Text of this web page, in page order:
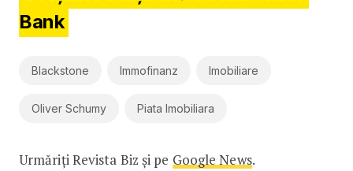
Bank
Blackstone Immofinanz Imobiliare
Oliver Schumy Piata Imobiliara
Urmăriți Revista Biz și pe Google News.